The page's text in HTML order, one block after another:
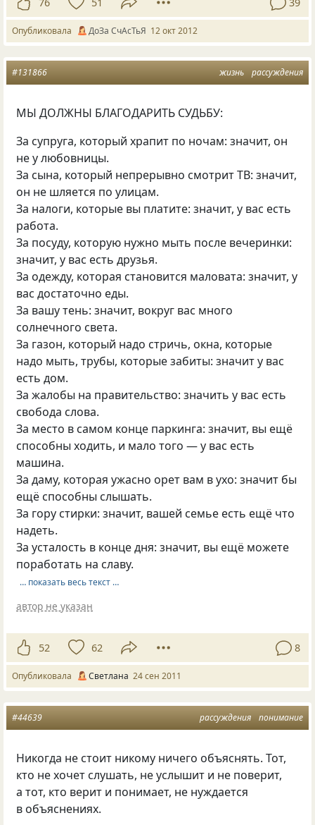
Опубликовала ДоЗа СчАсТьЯ 12 окт 2012
жизнь рассуждения
#131866
МЫ ДОЛЖНЫ БЛАГОДАРИТЬ СУДЬБУ:
За супруга, который храпит по ночам: значит, он
не у любовницы.
За сына, который непрерывно смотрит ТВ: значит,
он не шляется по улицам.
За налоги, которые вы платите: значит, у вас есть
работа.
За посуду, которую нужно мыть после вечеринки:
значит, у вас есть друзья.
За одежду, которая становится маловата: значит, у
вас достаточно еды.
За вашу тень: значит, вокруг вас много
солнечного света.
За газон, который надо стричь, окна, которые
надо мыть, трубы, которые забиты: значит у вас
есть дом.
За жалобы на правительство: значить у вас есть
свобода слова.
За место в самом конце паркинга: значит, вы ещё
способны ходить, и мало того — у вас есть
машина.
За даму, которая ужасно орет вам в ухо: значит бы
ещё способны слышать.
За гору стирки: значит, вашей семье есть ещё что
надеть.
За усталость в конце дня: значит, вы ещё можете
поработать на славу.
… показать весь текст …
автор не указан
52 62 8
Опубликовала Светлана 24 сен 2011
рассуждения понимание
#44639
Никогда не стоит никому ничего объяснять. Тот,
кто не хочет слушать, не услышит и не поверит,
а тот, кто верит и понимает, не нуждается
в объяснениях.